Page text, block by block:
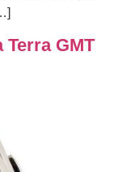
Terra GMT